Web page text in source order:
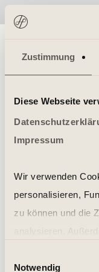
Zustimmung
Diese Webseite
Impressum
Wir verwenden
personalisieren,
zu können und die
soziale Medien,
Notwendig